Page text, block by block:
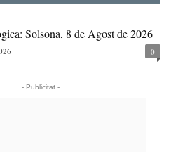
Solsona, 8 de Agost de 2026
0
- Publicitat -